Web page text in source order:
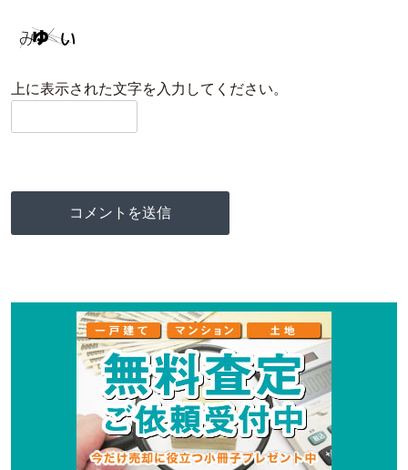
上に表示された文字を入力してください。